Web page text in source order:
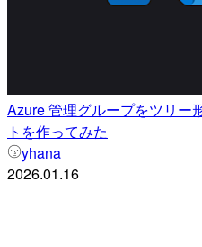
Azure 管理グループをツリー
トを作ってみた
yhana
2026.01.16